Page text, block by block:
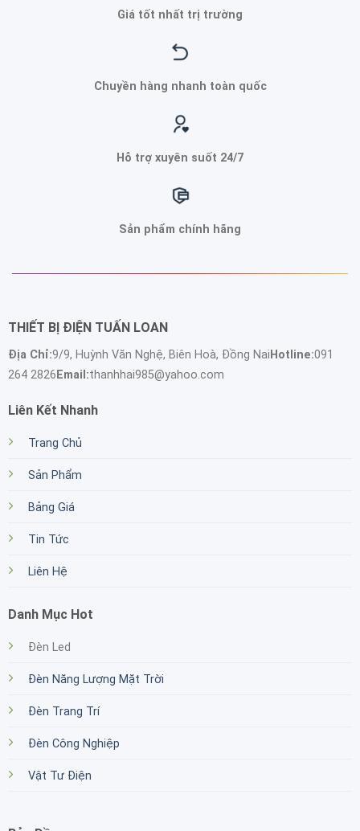
Giá tốt nhất trị trường
Chuyền hàng nhanh toàn quốc
Hỗ trợ xuyên suốt 24/7
Sản phẩm chính hãng
THIẾT BỊ ĐIỆN TUẤN LOAN
Địa Chỉ:9/9, Huỳnh Văn Nghệ, Biên Hoà, Đồng NaiHotline:091
264 2826Email:thanhhai985@yahoo.com
Liên Kết Nhanh
Trang Chủ
Sản Phẩm
Bảng Giá
Tin Tức
Liên Hệ
Danh Mục Hot
Đèn Led
Đèn Năng Lượng Mặt Trời
Đèn Trang Trí
Đèn Công Nghiệp
Vật Tư Điện